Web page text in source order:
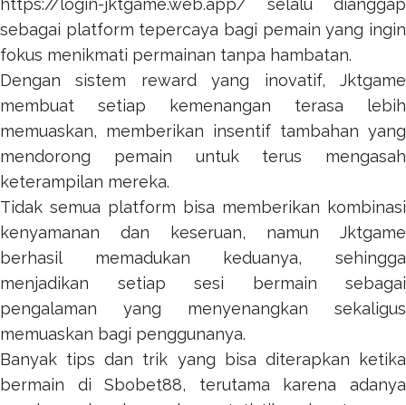
https://login-jktgame.web.app/ selalu dianggap
sebagai platform tepercaya bagi pemain yang ingin
fokus menikmati permainan tanpa hambatan.
Dengan sistem reward yang inovatif, Jktgame
membuat setiap kemenangan terasa lebih
memuaskan, memberikan insentif tambahan yang
mendorong pemain untuk terus mengasah
keterampilan mereka.
Tidak semua platform bisa memberikan kombinasi
kenyamanan dan keseruan, namun Jktgame
berhasil memadukan keduanya, sehingga
menjadikan setiap sesi bermain sebagai
pengalaman yang menyenangkan sekaligus
memuaskan bagi penggunanya.
Banyak tips dan trik yang bisa diterapkan ketika
bermain diSbobet88, terutama karena adanya